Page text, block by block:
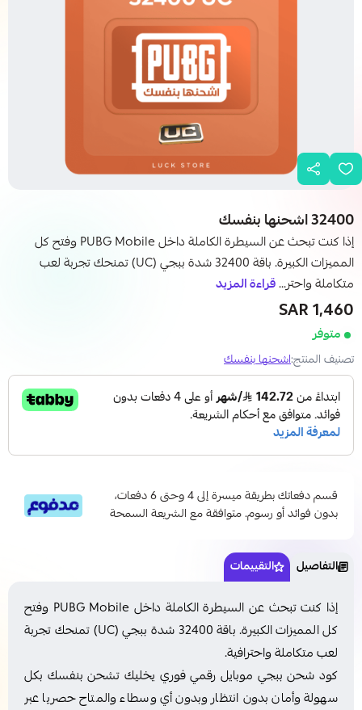
32400 اشحنها بنفسك
إذا كنت تبحث عن السيطرة الكاملة داخل PUBG Mobile وفتح كل
المميزات الكبيرة. باقة 32400 شدة ببجي (UC) تمنحك تجربة لعب
متكاملة واحتر...قراءة المزيد
1,460 SAR
متوفر
تصنيف المنتج:اشحنها بنفسك
قسم دفعاتك بطريقة ميسرة إلى 4 وحتى 6 دفعات،
بدون فوائد أو رسوم. متوافقة مع الشريعة السمحة
التفاصيل التقييمات
إذا كنت تبحث عن السيطرة الكاملة داخل PUBG Mobile وفتح
كل المميزات الكبيرة. باقة 32400 شدة ببجي (UC) تمنحك تجربة
لعب متكاملة واحترافية.
كود شحن ببجي موبايل رقمي فوري يخليك تشحن بنفسك بكل
سهولة وأمان بدون انتظار وبدون أي وسطاء والمتاح حصريا عبر